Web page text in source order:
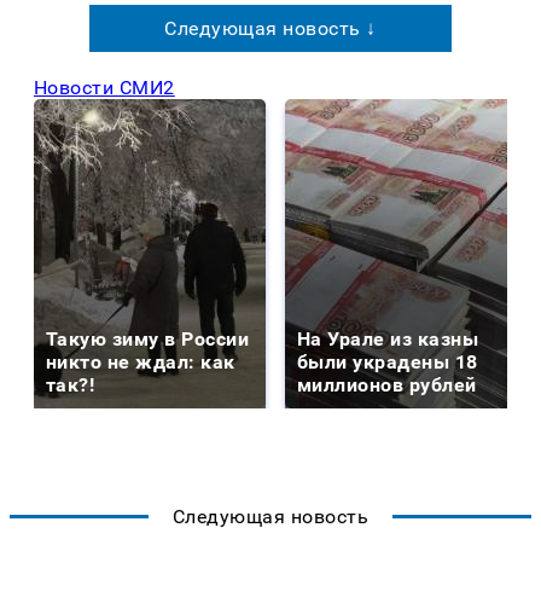
Следующая новость ↓
Новости СМИ2
Такую зиму в России
никто не ждал: как
так?!
На Урале из казны
были украдены 18
миллионов рублей
Следующая новость